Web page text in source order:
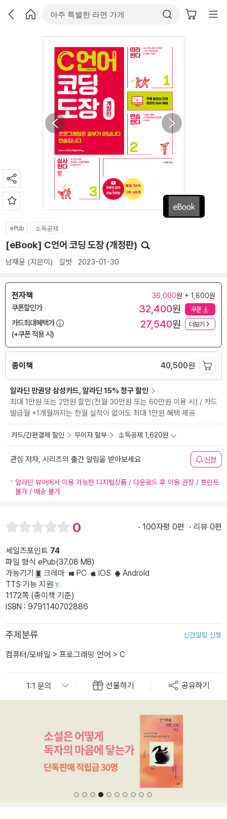
ePub 소득공제
[eBook] C언어 코딩 도장 (개정판)
남재윤 (지은이) 길벗 2023-01-30
전자책 36,000원 + 1,800원
쿠폰할인가 32,400원 쿠폰
카드최대혜택가
(+쿠폰 적용 시)
27,540원 더보기
종이책 40,500원
알라딘 만권당 삼성카드, 알라딘 15% 청구 할인
최대 1만원 또는 2만원 할인(전월 30만원 또는 60만원 이용 시) / 카드
발급월 +1개월까지는 전월 실적이 없어도 최대 1만원 혜택 제공
카드/간편결제 할인 무이자 할부 소득공제 1,620원
관심 저자, 시리즈의 출간 알림을 받아보세요 신청
알라딘 뷰어에서 이용 가능한 디지털상품 / 다운로드 후 이용 권장 / 프린트
불가 / 배송 불가
0 100자평 0편 리뷰 0편
세일즈포인트 74
파일 형식 ePub(37.08 MB)
가능기기
크레마 PC IOS
Android
TTS 기능 지원
1172쪽 (종이책 기준)
ISBN : 9791140702886
주제분류 신간알림 신청
컴퓨터/모바일 > 프로그래밍 언어 > C
선물하기 공유하기